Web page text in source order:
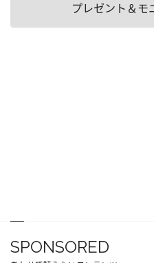
プレゼント＆モ
SPONSORED